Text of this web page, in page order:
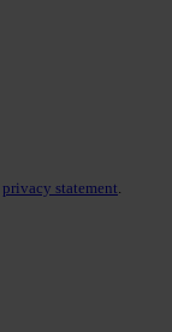
privacy statement